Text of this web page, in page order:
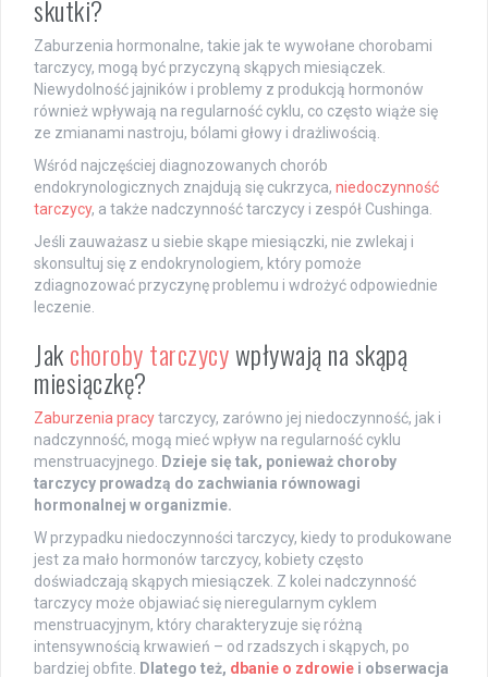
skutki?
Zaburzenia hormonalne, takie jak te wywołane chorobami
tarczycy, mogą być przyczyną skąpych miesiączek.
Niewydolność jajników i problemy z produkcją hormonów
również wpływają na regularność cyklu, co często wiąże się
ze zmianami nastroju, bólami głowy i drażliwością.
Wśród najczęściej diagnozowanych chorób
endokrynologicznych znajdują się cukrzyca, niedoczynność
tarczycy, a także nadczynność tarczycy i zespół Cushinga.
Jeśli zauważasz u siebie skąpe miesiączki, nie zwlekaj i
skonsultuj się z endokrynologiem, który pomoże
zdiagnozować przyczynę problemu i wdrożyć odpowiednie
leczenie.
Jakchoroby tarczycywpływają na skąpą
miesiączkę?
Zaburzenia pracytarczycy, zarówno jej niedoczynność, jak i
nadczynność, mogą mieć wpływ na regularność cyklu
menstruacyjnego. Dzieje się tak, ponieważ choroby
tarczycy prowadzą do zachwiania równowagi
hormonalnej w organizmie.
W przypadku niedoczynności tarczycy, kiedy to produkowane
jest za mało hormonów tarczycy, kobiety często
doświadczają skąpych miesiączek. Z kolei nadczynność
tarczycy może objawiać się nieregularnym cyklem
menstruacyjnym, który charakteryzuje się różną
intensywnością krwawień – od rzadszych i skąpych, po
bardziej obfite. Dlatego też, dbanie o zdrowie i obserwacja